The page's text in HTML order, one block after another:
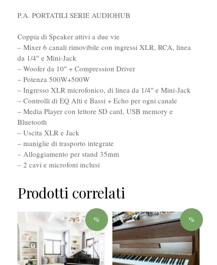
P.A. PORTATILI SERIE AUDIOHUB
Coppia di Speaker attivi a due vie
– Mixer 6 canali rimovibile con ingressi XLR, RCA, linea
da 1/4″ e Mini-Jack
– Woofer da 10″ + Compression Driver
– Potenza 500W+500W
– Ingresso XLR microfonico, di linea da 1/4″ e Mini-Jack
– Controlli di EQ Alti e Bassi + Echo per ogni canale
– Media Player con lettore SD card, USB memory e
Bluetooth
– Uscita XLR e Jack
– maniglie di trasporto integrate
– Alloggiamento per stand 35mm
– 2 cavi e microfoni inclusi
Prodotti correlati
% %